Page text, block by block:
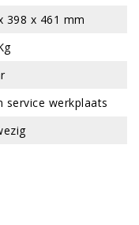
398 x 461 mm
service werkplaats